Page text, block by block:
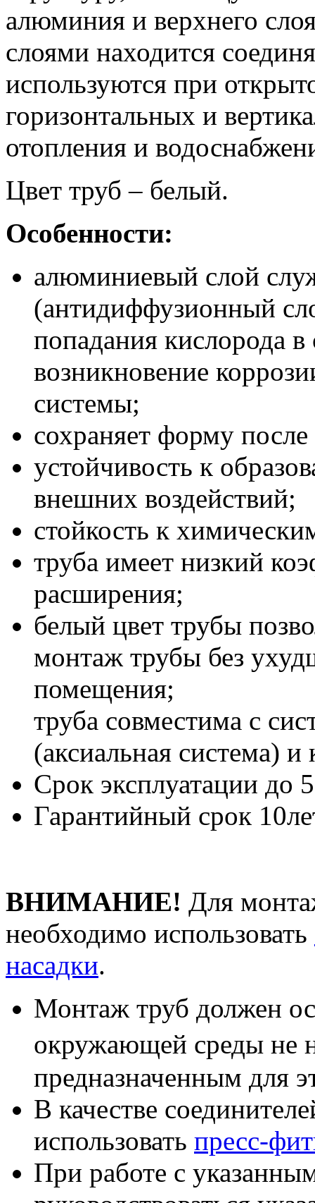
алюминия и верхнего
слоями находится
используются при
горизонтальных и
отопления и
Цвет труб – белый.
Особенности:
алюминиевый слой
(антидиффузионный
попадания кислорода
возникновение
системы;
сохраняет форму
устойчивость к
внешних воздействий;
стойкость к
труба имеет низкий
расширения;
белый цвет трубы
монтаж трубы без
помещения;
труба совместима с
(аксиальная система)
Срок эксплуатации до
Гарантийный срок
ВНИМАНИЕ! Для
необходимо использовать
насадки.
Монтаж труб должен
окружающей среды не
предназначенным для
В качестве
использовать пресс-
При работе с